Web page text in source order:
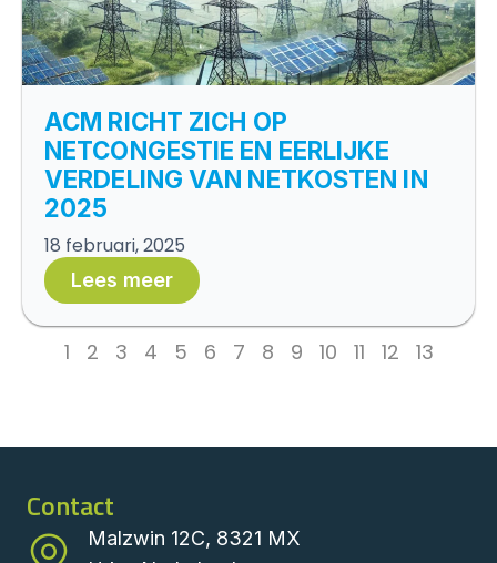
ACM RICHT ZICH OP
NETCONGESTIE EN EERLIJKE
VERDELING VAN NETKOSTEN IN
2025
18 februari, 2025
Lees meer
1 2 3 4 5 6 7 8 9 10 11 12 13
Contact
Malzwin 12C, 8321 MX